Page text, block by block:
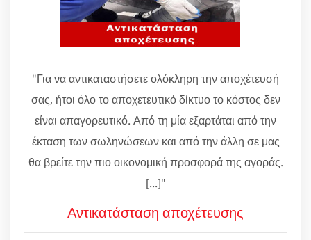
"Για να αντικαταστήσετε ολόκληρη την αποχέτευσή
σας, ήτοι όλο το αποχετευτικό δίκτυο το κόστος δεν
είναι απαγορευτικό. Από τη μία εξαρτάται από την
έκταση των σωληνώσεων και από την άλλη σε μας
θα βρείτε την πιο οικονομική προσφορά της αγοράς.
[...]"
Αντικατάσταση αποχέτευσης